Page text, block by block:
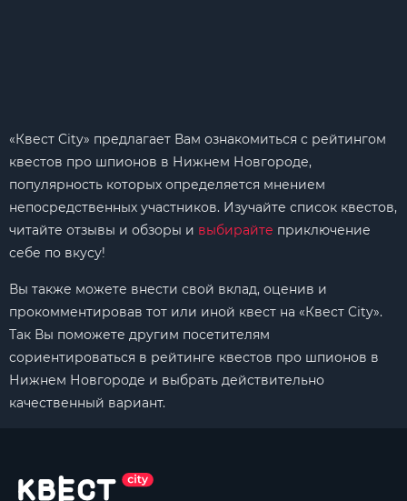
«Квест City» предлагает Вам ознакомиться с рейтингом
квестов про шпионов в Нижнем Новгороде,
популярность которых определяется мнением
непосредственных участников. Изучайте список квестов,
читайте отзывы и обзоры и выбирайте приключение
себе по вкусу!
Вы также можете внести свой вклад, оценив и
прокомментировав тот или иной квест на «Квест City».
Так Вы поможете другим посетителям
сориентироваться в рейтинге квестов про шпионов в
Нижнем Новгороде и выбрать действительно
качественный вариант.